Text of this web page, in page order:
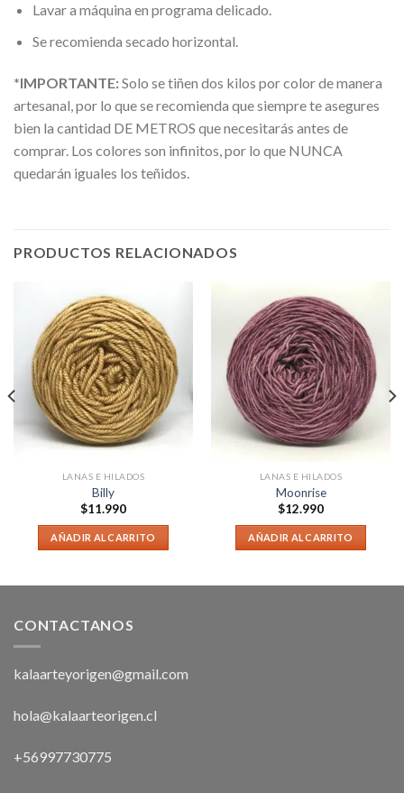
Lavar a máquina en programa delicado.
Se recomienda secado horizontal.
*IMPORTANTE:Solo se tiñen dos kilos por color de manera
artesanal, por lo que se recomienda que siempre te asegures
bien la cantidad DE METROS que necesitarás antes de
comprar. Los colores son infinitos, por lo que NUNCA
quedarán iguales los teñidos.
PRODUCTOS RELACIONADOS
LANAS E HILADOS
Billy
$11.990
AÑADIR AL CARRITO
LANAS E HILADOS
Moonrise
$12.990
AÑADIR AL CARRITO
CONTACTANOS
kalaarteyorigen@gmail.com
hola@kalaarteorigen.cl
+56997730775